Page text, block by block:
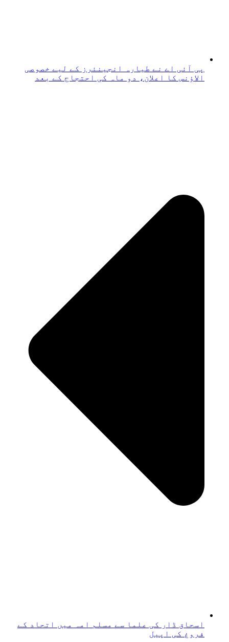
پی آئی اے نے طیارہ انجینئرز کے لیے خصوصی
الاؤنس کا اعلان، دو ماہ کی احتجاج کے بعد
اسحاق ڈار کی علما سے مسلم امہ میں اتحاد کے
فروغ کی اپیل